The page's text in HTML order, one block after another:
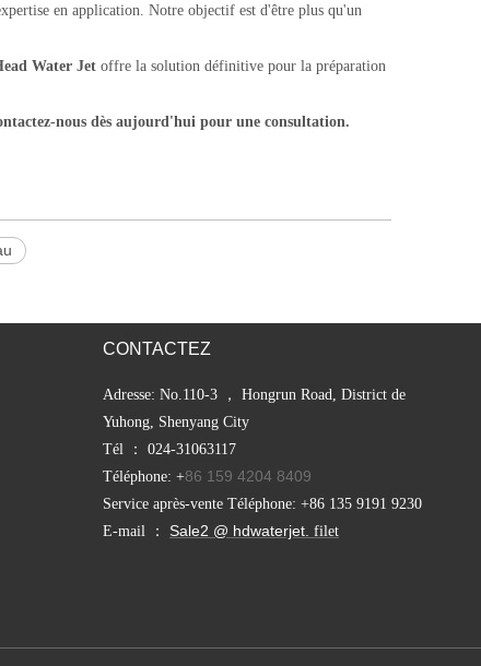
en application. Notre objectif est d'être plus qu'un
Water Jet offre la solution définitive pour la préparation
nous dès aujourd'hui pour une consultation.
CONTACTEZ
Adresse: No.110-3 ， Hongrun Road, District de
Yuhong, Shenyang City
Tél ： 024-31063117
Téléphone: +86 159 4204 8409
Service après-vente Téléphone: +86 135 9191 9230
E-mail ： Sale2 @ hdwaterjet. filet